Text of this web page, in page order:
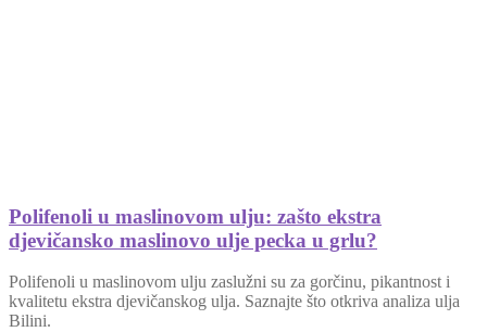
Polifenoli u maslinovom ulju: zašto ekstra
djevičansko maslinovo ulje pecka u grlu?
Polifenoli u maslinovom ulju zaslužni su za gorčinu, pikantnost i
kvalitetu ekstra djevičanskog ulja. Saznajte što otkriva analiza ulja
Bilini.